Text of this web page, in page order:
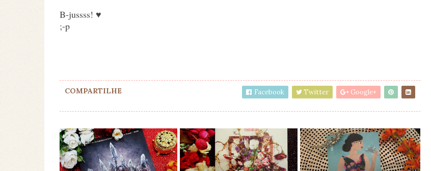
B-jussss! ♥
;-p
COMPARTILHE Facebook Twitter Google+